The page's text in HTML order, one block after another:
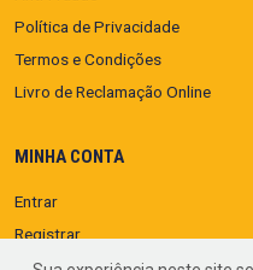
Política de Privacidade
Termos e Condições
Livro de Reclamação Online
MINHA CONTA
Entrar
Registrar